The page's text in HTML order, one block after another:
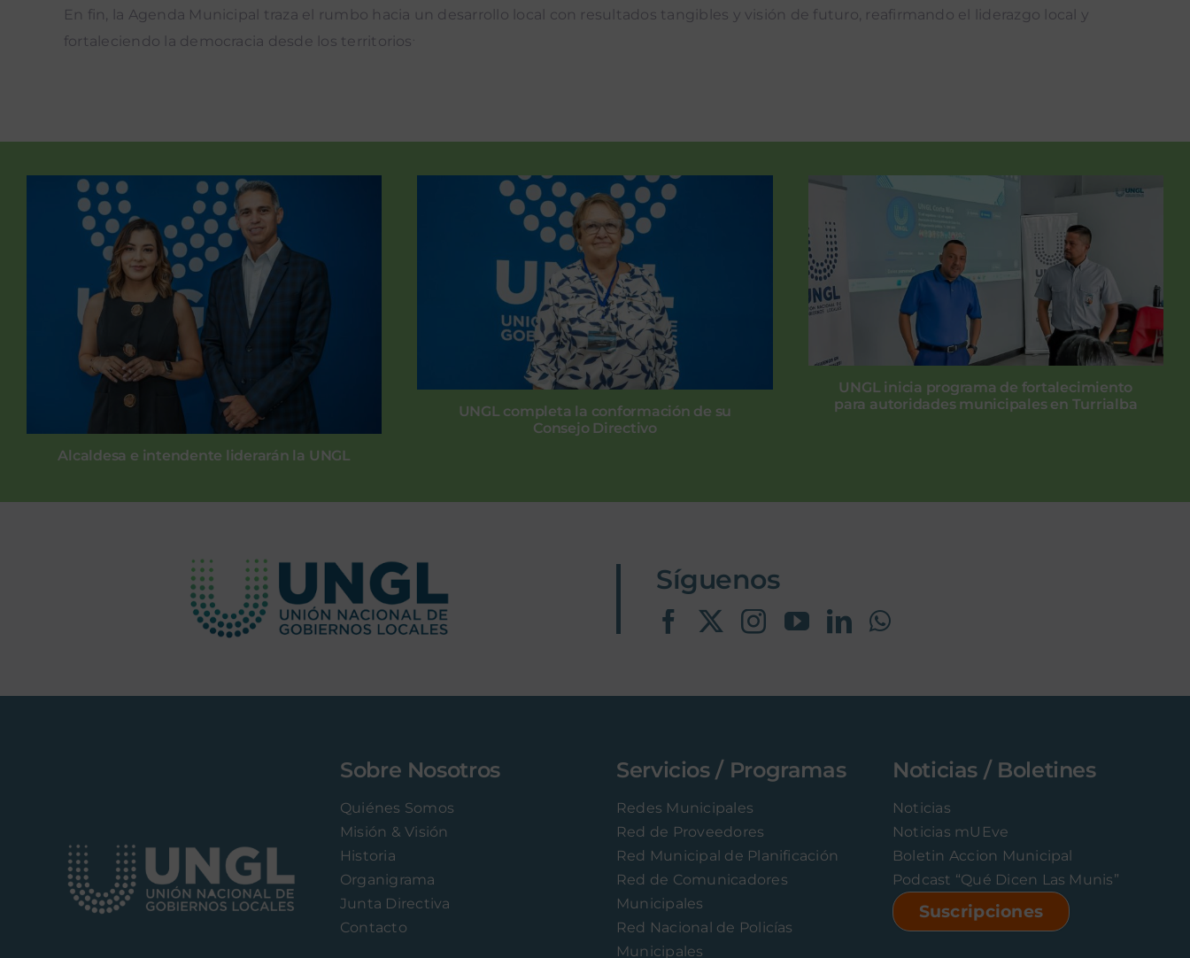
En fin, la Agenda Municipal traza el rumbo hacia un desarrollo local con resultados tangibles y visión de futuro, reafirmando el liderazgo local y
fortaleciendo la democracia desde los territorios
Alcaldesa e intendente liderarán la UNGL
UNGL completa la conformación de su
Consejo Directivo
UNGL inicia programa de fortalecimiento
para autoridades municipales en Turrialba
Síguenos
Sobre Nosotros
Quiénes Somos
Misión & Visión
Historia
Organigrama
Junta Directiva
Contacto
Servicios / Programas
Redes Municipales
Red de Proveedores
Red Municipal de Planificación
Red de Comunicadores
Municipales
Red Nacional de Policías
Municipales
Noticias / Boletines
Noticias
Noticias mUEve
Boletin Accion Municipal
Podcast “Qué Dicen Las Munis”
Suscripciones